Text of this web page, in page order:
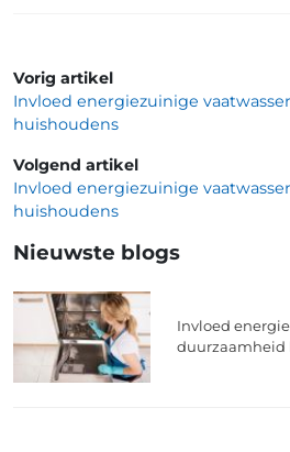
Vorig artikel
Invloed energiezuinige
huishoudens
Volgend artikel
Invloed energiezuinige
huishoudens
Nieuwste blogs
Invloed
duurzaamheid